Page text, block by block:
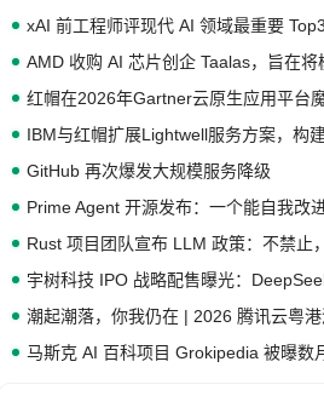
xAI 前工程师评现代 AI 领域最重要
红帽在2026年Gartner云原生应用平台
GitHub 再次爆发大规模服务降级
潮起潮落，你我仍在 | 2026 腾讯云粤
马斯克 AI 百科项目 Grokipedia 被曝数